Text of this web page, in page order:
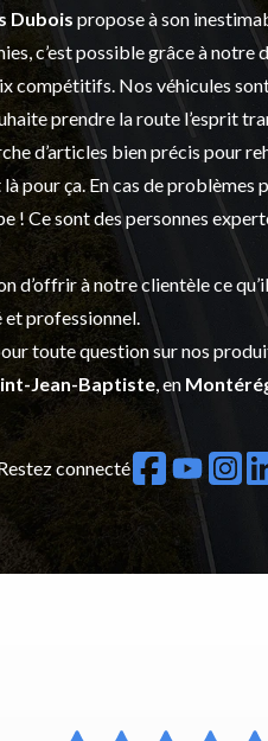
Dubois propose à son
c’est possible grâce à notre
compétitifs. Nos véhicules
prendre la route l’esprit
d’articles bien précis pour
là pour ça. En cas de problèmes
! Ce sont des personnes
d’offrir à notre clientèle ce
et professionnel.
toute question sur nos
Jean-Baptiste, en
connecté